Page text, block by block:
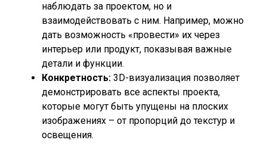
наблюдать за проектом, но и
взаимодействовать с ним. Например, можно
дать возможность «провести» их через
интерьер или продукт, показывая важные
детали и функции.
Конкретность: 3D-визуализация позволяет
демонстрировать все аспекты проекта,
которые могут быть упущены на плоских
изображениях – от пропорций до текстур и
освещения.